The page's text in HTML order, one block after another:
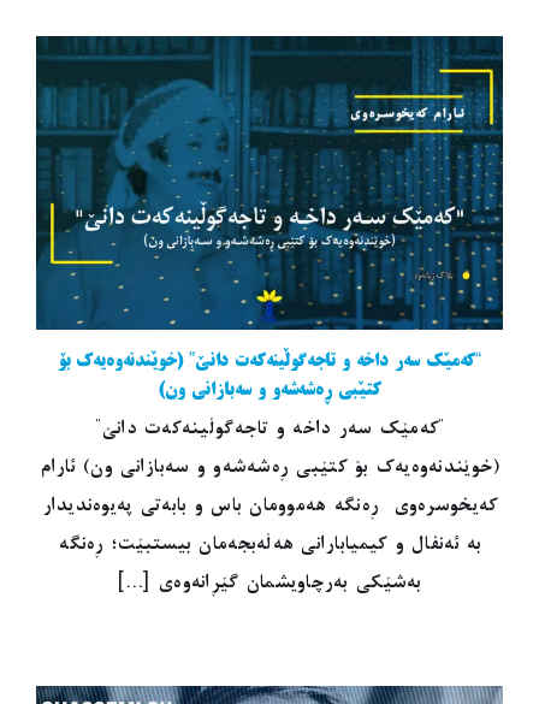
“کەمێک سەر داخە و تاجەگوڵینەکەت دانێ” (خوێندنەوەیەک بۆ
کتێبی ڕەشەشەو و سەبازانی ون)
"کەمێک سەر داخە و تاجەگوڵینەکەت دانێ"
(خوێندنەوەیەک بۆ کتێبی ڕەشەشەو و سەبازانی ون) ئارام
کەیخوسرەوی ڕەنگە هەموومان باس و بابەتی پەیوەندیدار
بە ئەنفال و کیمیابارانی هەڵەبجەمان بیستبێت؛ ڕەنگە
بەشێکی بەرچاویشمان گێڕانەوەی [...]